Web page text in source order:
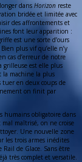
dans Horizon reste
bridée et limitée avec
des affrontements et
font leur apparition :
est une sorte d’ours
plus vif qu’elle n’y
cas d’erreur de notre
grilleuse est elle plus
la machine la plus
en deux coups de
on finit par
humains obligatoire dans
maîtrisé, on ne croise
Une nouvelle zone
les trois armes inédites
de Glace. Sans être
très complet et versatile.